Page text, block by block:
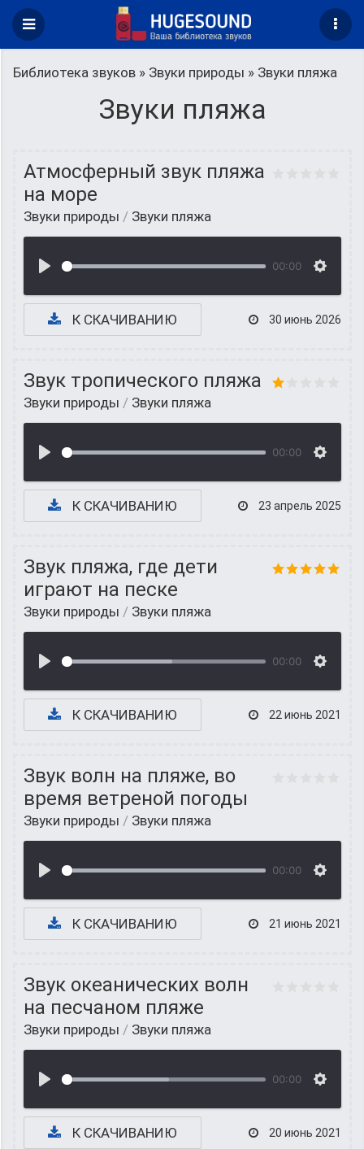
Библиотека звуков » Звуки природы » Звуки пляжа
Звуки пляжа
Атмосферный звук пляжа
на море
Звуки природы / Звуки пляжа
00:00
К СКАЧИВАНИЮ 30 июнь 2026
Звук тропического пляжа
Звуки природы / Звуки пляжа
00:00
К СКАЧИВАНИЮ 23 апрель 2025
Звук пляжа, где дети
играют на песке
Звуки природы / Звуки пляжа
00:00
К СКАЧИВАНИЮ 22 июнь 2021
Звук волн на пляже, во
время ветреной погоды
Звуки природы / Звуки пляжа
00:00
К СКАЧИВАНИЮ 21 июнь 2021
Звук океанических волн
на песчаном пляже
Звуки природы / Звуки пляжа
00:00
К СКАЧИВАНИЮ 20 июнь 2021